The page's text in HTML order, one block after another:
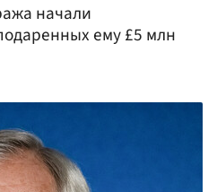
начали
ему £5 млн